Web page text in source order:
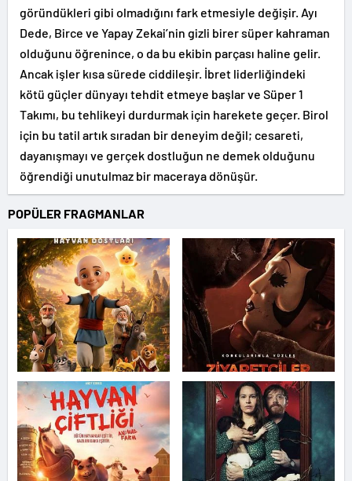
göründükleri gibi olmadığını fark etmesiyle değişir. Ayı
Dede, Birce ve Yapay Zekai’nin gizli birer süper kahraman
olduğunu öğrenince, o da bu ekibin parçası haline gelir.
Ancak işler kısa sürede ciddileşir. İbret liderliğindeki
kötü güçler dünyayı tehdit etmeye başlar ve Süper 1
Takımı, bu tehlikeyi durdurmak için harekete geçer. Birol
için bu tatil artık sıradan bir deneyim değil; cesareti,
dayanışmayı ve gerçek dostluğun ne demek olduğunu
öğrendiği unutulmaz bir maceraya dönüşür.
POPÜLER FRAGMANLAR